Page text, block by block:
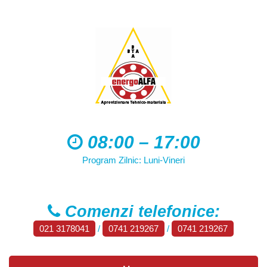
08:00 – 17:00
Program Zilnic: Luni-Vineri
Comenzi telefonice:
021 3178041 / 0741 219267 / 0741 219267